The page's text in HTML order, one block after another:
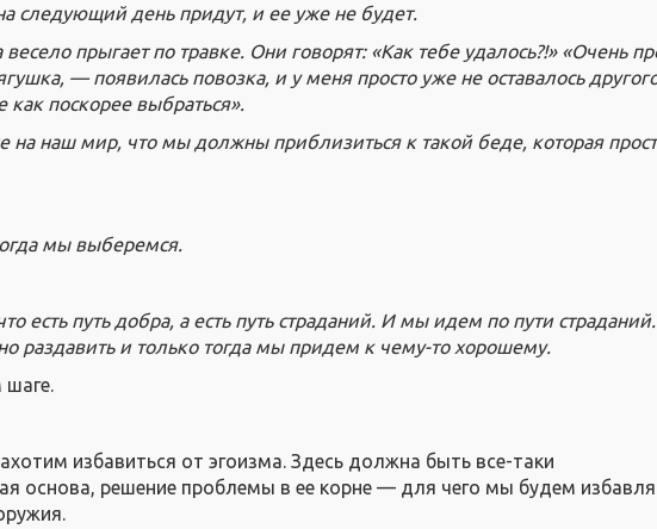
следующий день придут, и ее уже не будет.
прыгает по травке. Они говорят: «Как тебе удалось?!» «Очень
— появилась повозка, и у меня просто уже не оставалось
поскорее выбраться».
на наш мир, что мы должны приблизиться к такой беде, которая
мы выберемся.
есть путь добра, а есть путь страданий. И мы идем по пути
раздавить и только тогда мы придем к чему-то хорошему.
шаге.
избавиться от эгоизма. Здесь должна быть все-таки
основа, решение проблемы в ее корне — для чего мы будем